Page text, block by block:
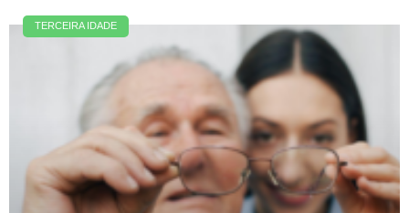
TERCEIRA IDADE